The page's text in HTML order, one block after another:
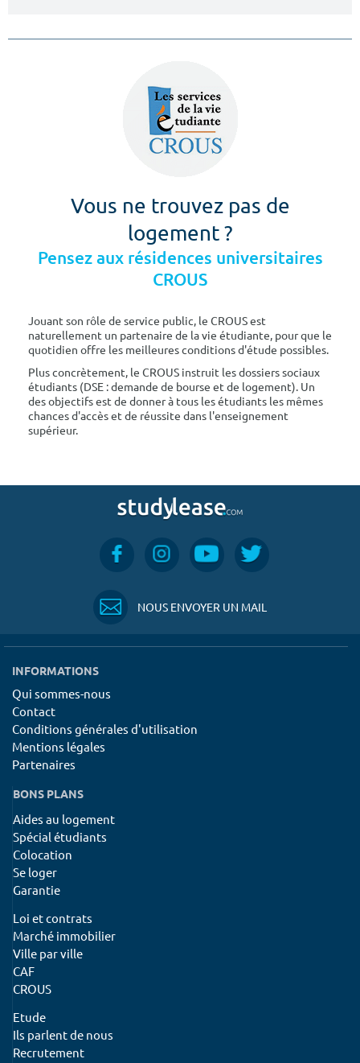
Vous ne trouvez pas de
logement ?
Pensez aux résidences universitaires
CROUS
Jouant son rôle de service public, le CROUS est
naturellement un partenaire de la vie étudiante, pour que le
quotidien offre les meilleures conditions d'étude possibles.
Plus concrètement, le CROUS instruit les dossiers sociaux
étudiants (DSE : demande de bourse et de logement). Un
des objectifs est de donner à tous les étudiants les mêmes
chances d'accès et de réussite dans l'enseignement
supérieur.
NOUS ENVOYER UN MAIL
INFORMATIONS
Qui sommes-nous
Contact
Conditions générales d'utilisation
Mentions légales
Partenaires
BONS PLANS
Aides au logement
Spécial étudiants
Colocation
Se loger
Garantie
Loi et contrats
Marché immobilier
Ville par ville
CAF
CROUS
Etude
Ils parlent de nous
Recrutement